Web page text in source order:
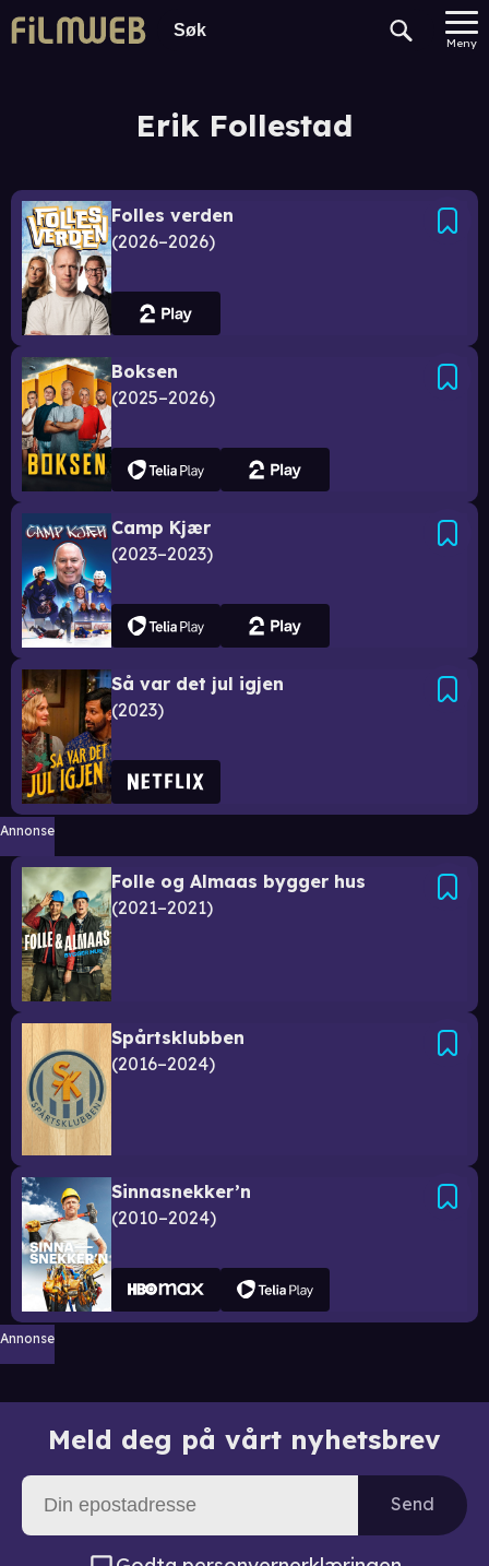
Meny
Erik Follestad
Folles verden
2026–2026
Boksen
2025–2026
Camp Kjær
2023–2023
Så var det jul igjen
2023
Annonse
Folle og Almaas bygger hus
2021–2021
Spårtsklubben
2016–2024
Sinnasnekker’n
2010–2024
Annonse
Meld deg på vårt nyhetsbrev
Send